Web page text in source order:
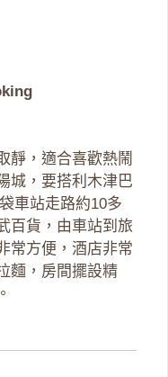
靜，適合喜歡熱鬧
城，要搭利木津巴
車站走路約10多
百貨，由車站到旅
常方便，酒店非常
麵，房間擺設精